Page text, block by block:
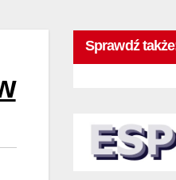
Sprawdź